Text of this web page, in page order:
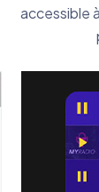
accessible